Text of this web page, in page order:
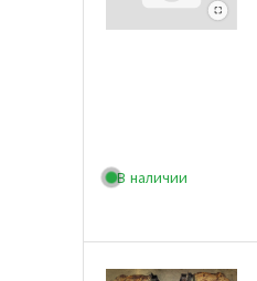
В наличии